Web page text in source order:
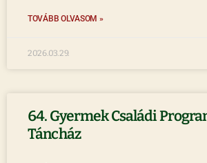
TOVÁBB OLVASOM »
2026.03.29.
64. Gyermek Családi
Táncház